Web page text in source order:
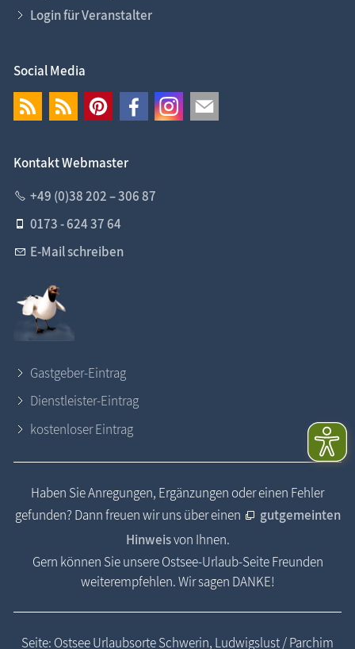
Login für Veranstalter
Social Media
Kontakt Webmaster
+49 (0)38 202 – 306 87
0173 - 624 37 64
E-Mail schreiben
Gastgeber-Eintrag
Dienstleister-Eintrag
kostenloser Eintrag
Haben Sie Anregungen, Ergänzungen oder einen Fehler
gefunden? Dann freuen wir uns über einen
gutgemeinten
Hinweisvon Ihnen.
Gern können Sie unsere Ostsee-Urlaub-Seite Freunden
weiterempfehlen. Wir sagen DANKE!
Seite: Ostsee Urlaubsorte Schwerin, Ludwigslust / Parchim